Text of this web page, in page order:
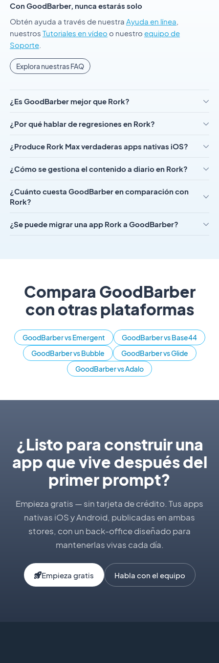
Con GoodBarber, nunca estarás solo
Obtén ayuda a través de nuestra Ayuda en línea
nuestros Tutoriales en vídeo o nuestro equipo de
Soporte
Explora nuestras FAQ
¿Es GoodBarber mejor que Rork?
¿Por qué hablar de regresiones en Rork?
¿Produce Rork Max verdaderas apps nativas iOS?
¿Cómo se gestiona el contenido a diario en Rork?
¿Cuánto cuesta GoodBarber en comparación con
Rork?
¿Se puede migrar una app Rork a GoodBarber?
Compara GoodBarber
con otras plataformas
GoodBarber vs Emergent
GoodBarber vs Base44
GoodBarber vs Bubble
GoodBarber vs Glide
GoodBarber vs Adalo
¿Listo para construir una
app que vive después del
primer prompt?
Empieza gratis — sin tarjeta de crédito. Tus apps
nativas iOS y Android, publicadas en ambas
stores, con un back-office diseñado para
mantenerlas vivas cada día.
Empieza gratis Habla con el equipo